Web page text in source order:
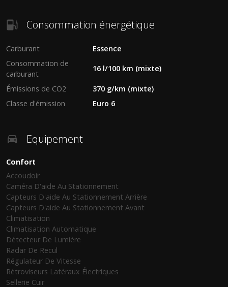
Consommation énergétique
Carburant
Essence
Consommation de
carburant
16 l/100 km (mixte)
Émissions de CO2
370 g/km (mixte)
Classe d'émission
Euro 6
Equipement
Confort
Accoudoir
Caméra D'aide Au Stationnement
Capteurs D'aide Au Stationnement Arrière
Capteurs D'aide Au Stationnement Avant
Climatisation
Climatisation Automatique
Détecteur De Lumière
Radar De Recul
Régulateur De Vitesse
Rétroviseurs Latéraux Électriques
Sellerie Cuir